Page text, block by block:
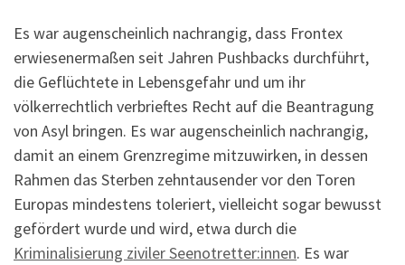
Es war augenscheinlich nachrangig, dass Frontex
erwiesenermaßen seit Jahren Pushbacks durchführt,
die Geflüchtete in Lebensgefahr und um ihr
völkerrechtlich verbrieftes Recht auf die Beantragung
von Asyl bringen. Es war augenscheinlich nachrangig,
damit an einem Grenzregime mitzuwirken, in dessen
Rahmen das Sterben zehntausender vor den Toren
Europas mindestens toleriert, vielleicht sogar bewusst
gefördert wurde und wird, etwa durch die
Kriminalisierung ziviler Seenotretter:innen. Es war